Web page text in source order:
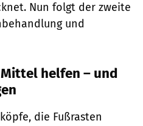
Nun folgt der zweite
und
helfen – und
die Fußrasten